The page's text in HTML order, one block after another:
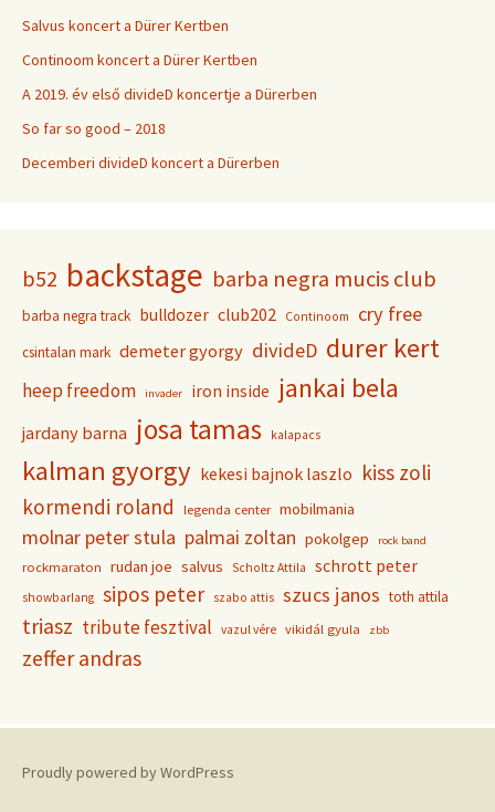
Salvus koncert a Dürer Kertben
Continoom koncert a Dürer Kertben
A 2019. év első divideD koncertje a Dürerben
So far so good – 2018
Decemberi divideD koncert a Dürerben
b52 backstage barba negra mucis club
barba negra track bulldozer club202 Continoom cry free
csintalan mark demeter gyorgy divideD durer kert
heep freedom invader iron inside jankai bela
jardany barna josa tamas kalapacs
kalman gyorgy kekesi bajnok laszlo kiss zoli
kormendi roland
legenda center mobilmania
molnar peter stula palmai zoltan pokolgep rock band
rockmaraton rudan joe salvus Scholtz Attila schrott peter
showbarlang sipos peter szabo attis szucs janos toth attila
triasz tribute fesztival vazul vére vikidál gyula zbb
zeffer andras
Proudly powered by WordPress